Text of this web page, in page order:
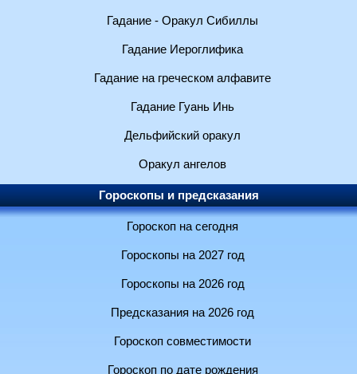
Гадание - Оракул Сибиллы
Гадание Иероглифика
Гадание на греческом алфавите
Гадание Гуань Инь
Дельфийский оракул
Оракул ангелов
Гороскопы и предсказания
Гороскоп на сегодня
Гороскопы на 2027 год
Гороскопы на 2026 год
Предсказания на 2026 год
Гороскоп совместимости
Гороскоп по дате рождения